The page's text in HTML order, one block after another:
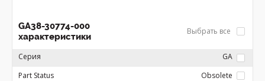
GA38-30774-000
характеристики
Выбрать все
Серия
GA
Part Status
Obsolete